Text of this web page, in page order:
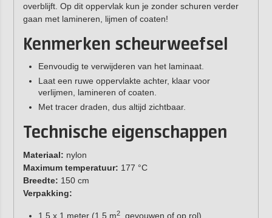
overblijft. Op dit oppervlak kun je zonder schuren verder
gaan met lamineren, lijmen of coaten!
Kenmerken scheurweefsel
Eenvoudig te verwijderen van het laminaat.
Laat een ruwe oppervlakte achter, klaar voor
verlijmen, lamineren of coaten.
Met tracer draden, dus altijd zichtbaar.
Technische eigenschappen
Materiaal: nylon
Maximum temperatuur: 177 °C
Breedte: 150 cm
Verpakking:
1,5 x 1 meter (1,5 m2, gevouwen of op rol)